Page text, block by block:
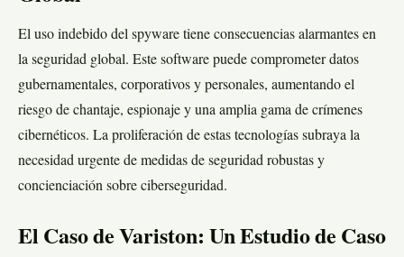
El uso indebido del spyware tiene consecuencias alarmantes en
la seguridad global. Este software puede comprometer datos
gubernamentales, corporativos y personales, aumentando el
riesgo de chantaje, espionaje y una amplia gama de crímenes
cibernéticos. La proliferación de estas tecnologías subraya la
necesidad urgente de medidas de seguridad robustas y
concienciación sobre ciberseguridad.
El Caso de Variston: Un Estudio de Caso